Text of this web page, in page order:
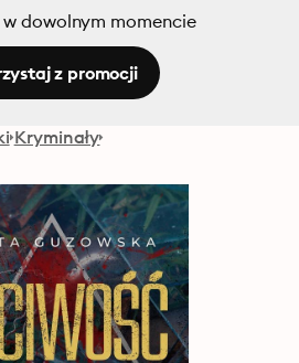
dowolnym momencie
z promocji
Kryminały